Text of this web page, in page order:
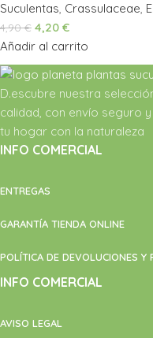
Suculentas, Crassulaceae,
4,90€ 4,20 €
Añadir al carrito
D.escubre nuestra
calidad, con envío seguro
tu hogar con la naturaleza
INFO COMERCIAL
ENTREGAS
GARANTÍA TIENDA ONLINE
POLÍTICA DE DEVOLUCIONES Y
INFO COMERCIAL
AVISO LEGAL